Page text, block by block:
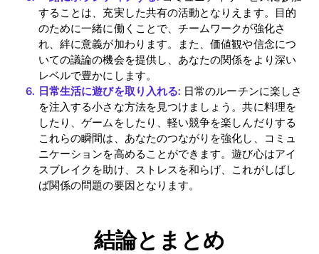
することは、充実した共有の活動となりえます。目的
のために一緒に働くことで、チームワークが強化さ
れ、絆に意義が加わります。また、価値観や信念につ
いての議論の機会を提供し、あなたの関係をより深い
レベルで豊かにします。
日常生活に遊びを取り入れる: 日常のルーチンに楽しさ
を注入する小さな方法を見つけましょう。共に料理を
したり、ゲームをしたり、軽い競争を楽しんだりする
これらの瞬間は、あなたのつながりを強化し、コミュ
ニケーションを高めることができます。遊び心はアイ
スブレイクを助け、ストレスを和らげ、これがしばし
ば関係の問題の要因となります。
結論とまとめ